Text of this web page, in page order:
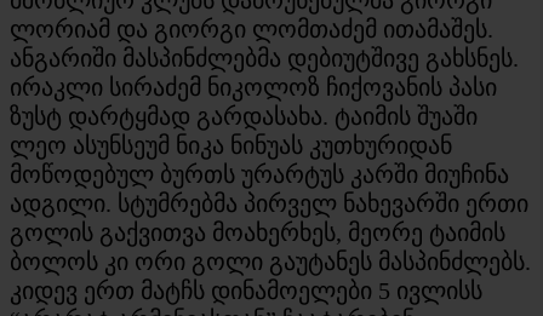
ლორიამ და გიორგი ლომთაძემ ითამაშეს.
ანგარიში მასპინძლებმა დებიუტშივე გახსნეს.
ირაკლი სირაძემ ნიკოლოზ ჩიქოვანის პასი
ზუსტ დარტყმად გარდასახა. ტაიმის შუაში
ლეო ასუნსეუმ ნიკა ნინუას კუთხურიდან
მოწოდებულ ბურთს ურარტუს კარში მიუჩინა
ადგილი. სტუმრებმა პირველ ნახევარში ერთი
გოლის გაქვითვა მოახერხეს, მეორე ტაიმის
ბოლოს კი ორი გოლი გაუტანეს მასპინძლებს.
კიდევ ერთ მატჩს დინამოელები 5 ივლისს